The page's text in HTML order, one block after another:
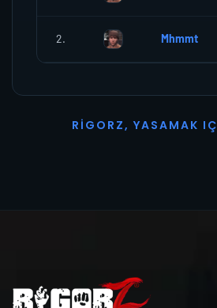
2. Mhmmt
R I G O R Z, YASAMAK I Ç